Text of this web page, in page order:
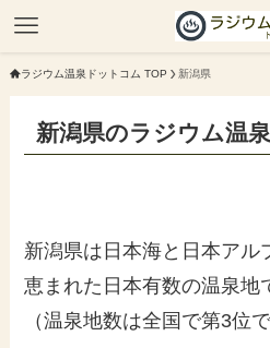
ラジウム温泉ドットコム TOP 新潟県
新潟県のラジウム温
新潟県は日本海と日本アル
恵まれた日本有数の温泉地
（温泉地数は全国で第3位で